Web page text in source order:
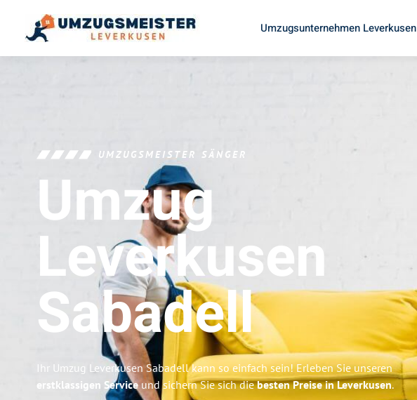
Umzugsunternehmen Leverkusen
UMZUGSMEISTER SÄNGER
Umzug
Leverkusen
Sabadell
Ihr Umzug Leverkusen Sabadell kann so einfach sein! Erleben Sie unseren
erstklassigen Serviceund sichern Sie sich diebesten Preise in Leverkusen.